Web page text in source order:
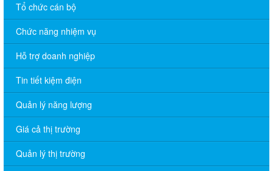
Tổ chức cán bộ
Chức năng nhiệm vụ
Hỗ trợ doanh nghiệp
Tin tiết kiệm điện
Quản lý năng lượng
Giá cả thị trường
Quản lý thị trường